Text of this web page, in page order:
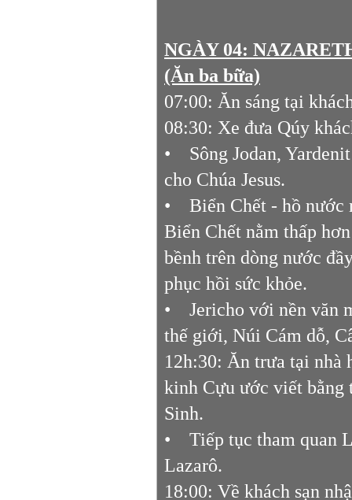
NGÀY 04:
(Ăn ba bữa)
07:00: Ăn sáng tại
08:30: Xe đưa Qúy
• Sông Jodan,
cho Chúa Jesus.
• Biển Chết - hồ nước
Biển Chết nằm thấp
bềnh trên dòng nước
phục hồi sức khỏe.
• Jericho với nền văn
thế giới, Núi Cám dỗ,
12h:30: Ăn trưa tại nhà
kinh Cựu ước viết bằng
Sinh.
• Tiếp tục tham quan
Lazarô.
18:00: Về khách sạn